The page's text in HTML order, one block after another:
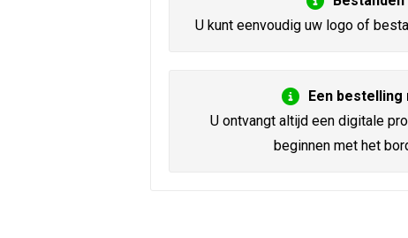
U kunt eenvoudig uw logo of
Een
U ontvangt altijd een digitale
beginnen met het